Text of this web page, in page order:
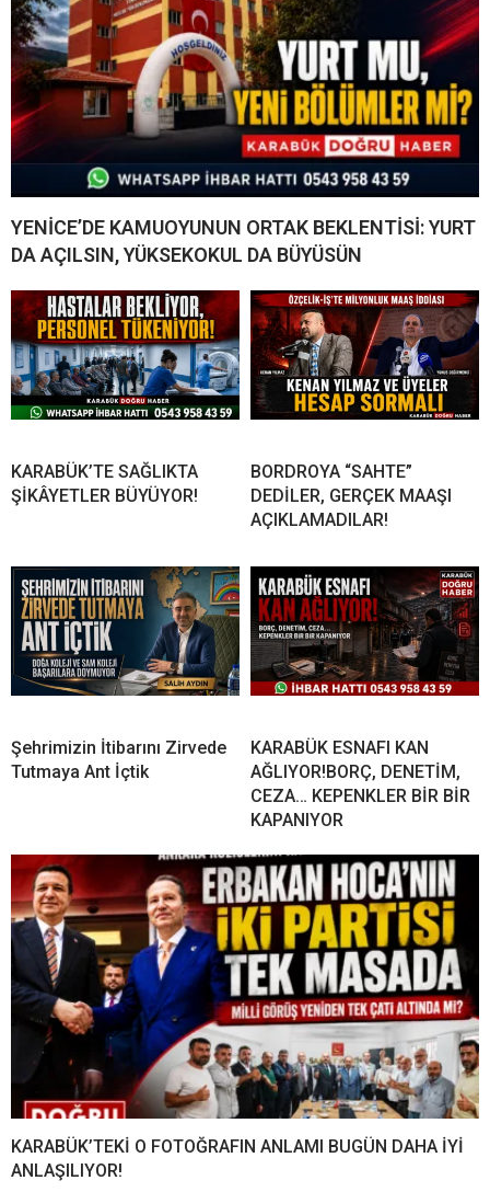
YENİCE’DE KAMUOYUNUN ORTAK BEKLENTİSİ: YURT
DA AÇILSIN, YÜKSEKOKUL DA BÜYÜSÜN
KARABÜK’TE SAĞLIKTA
ŞİKÂYETLER BÜYÜYOR!
BORDROYA “SAHTE”
DEDİLER, GERÇEK MAAŞI
AÇIKLAMADILAR!
Şehrimizin İtibarını Zirvede
Tutmaya Ant İçtik
KARABÜK ESNAFI KAN
AĞLIYOR!BORÇ, DENETİM,
CEZA… KEPENKLER BİR BİR
KAPANIYOR
KARABÜK’TEKİ O FOTOĞRAFIN ANLAMI BUGÜN DAHA İYİ
ANLAŞILIYOR!